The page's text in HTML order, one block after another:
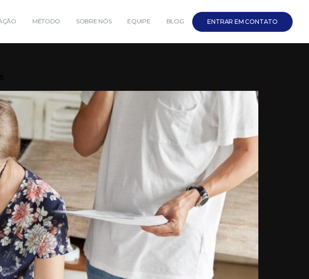
MÉTODO SOBRE NÓS EQUIPE BLOG ENTRAR EM CONTATO